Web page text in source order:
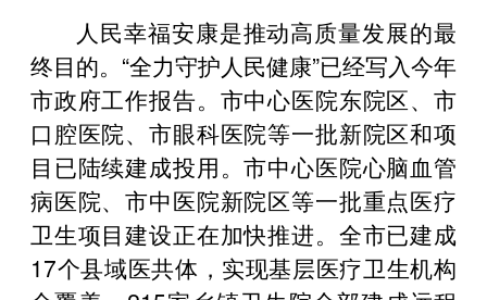
人民幸福安康是推动高质量发展的最
终目的。“全力守护人民健康”已经写入今年
市政府工作报告。市中心医院东院区、市
口腔医院、市眼科医院等一批新院区和项
目已陆续建成投用。市中心医院心脑血管
病医院、市中医院新院区等一批重点医疗
卫生项目建设正在加快推进。全市已建成
17个县域医共体，实现基层医疗卫生机构